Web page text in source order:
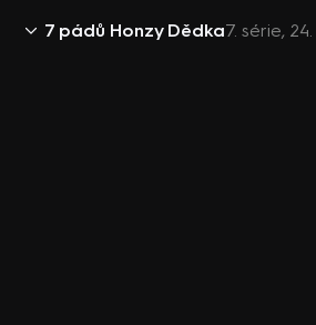
7 pádů Honzy Dědka